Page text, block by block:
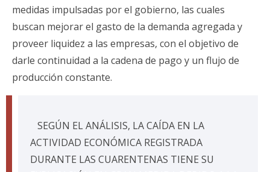
medidas impulsadas por el gobierno, las cuales
buscan mejorar el gasto de la demanda agregada y
proveer liquidez a las empresas, con el objetivo de
darle continuidad a la cadena de pago y un flujo de
producción constante.
SEGÚN EL ANÁLISIS, LA CAÍDA EN LA
ACTIVIDAD ECONÓMICA REGISTRADA
DURANTE LAS CUARENTENAS TIENE SU